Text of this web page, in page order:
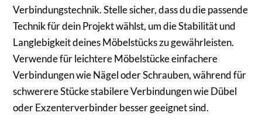
Verbindungstechnik. Stelle sicher, dass du die passende
Technik für dein Projekt wählst, um die Stabilität und
Langlebigkeit deines Möbelstücks zu gewährleisten.
Verwende für leichtere Möbelstücke einfachere
Verbindungen wie Nägel oder Schrauben, während für
schwerere Stücke stabilere Verbindungen wie Dübel
oder Exzenterverbinder besser geeignet sind.